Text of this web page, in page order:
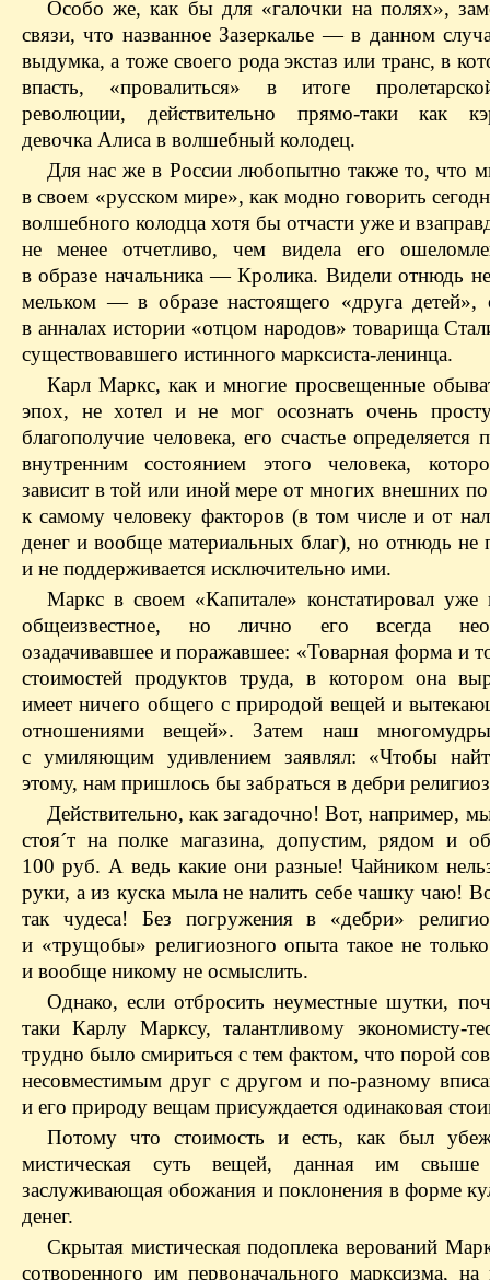
Особо же, как бы для «галочки на полях»,
связи, что названное Зазеркалье — в данном
выдумка, а тоже своего рода экстаз или транс, в
впасть, «провалиться» в итоге
революции, действительно прямо-таки как
девочка Алиса в волшебный колодец.
Для нас же в России любопытно также то, что
в своем «русском мире», как модно говорить
волшебного колодца хотя бы отчасти уже и
не менее отчетливо, чем видела его
в образе начальника — Кролика. Видели отнюдь
мельком — в образе настоящего «друга детей»,
в анналах истории «отцом народов» товарища
существовавшего истинного марксиста-ленинца.
Карл Маркс, как и многие просвещенные
эпох, не хотел и не мог осознать очень
благополучие человека, его счастье определяется
внутренним состоянием этого человека,
зависит в той или иной мере от многих внешних
к самому человеку факторов (в том числе и от
денег и вообще материальных благ), но отнюдь не
и не поддерживается исключительно ими.
Маркс в своем «Капитале» констатировал уже
общеизвестное, но лично его всегда
озадачивавшее и поражавшее: «Товарная форма и
стоимостей продуктов труда, в котором она
имеет ничего общего с природой вещей и
отношениями вещей». Затем наш
с умиляющим удивлением заявлял: «Чтобы
этому, нам пришлось бы забраться в дебри
Действительно, как загадочно! Вот, например,
стоя´т на полке магазина, допустим, рядом и
100 руб. А ведь какие они разные! Чайником
руки, а из куска мыла не налить себе чашку чаю!
так чудеса! Без погружения в «дебри»
и «трущобы» религиозного опыта такое не
и вообще никому не осмыслить.
Однако, если отбросить неуместные шутки,
таки Карлу Марксу, талантливому экономисту-
трудно было смириться с тем фактом, что порой
несовместимым друг с другом и по-разному
и его природу вещам присуждается одинаковая
Потому что стоимость и есть, как был
мистическая суть вещей, данная им
заслуживающая обожания и поклонения в форме
денег.
Скрытая мистическая подоплека верований
сотворенного им первоначального марксизма,